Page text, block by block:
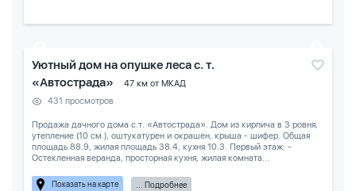
Уютный дом на опушке леса с. т.
«Автострада»
47 км от МКАД
431 просмотров
Продажа дачного дома с.т. «Автострада». Дом из кирпича в 3 ровня,
утепление (10 см.), оштукатурен и окрашен, крыша - шифер. Общая
площадь 88.9, жилая площадь 38.4, кухня 10.3. Первый этаж: -
Остекленная веранда, просторная кухня, жилая комната...
Показать на карте ... Подробнее